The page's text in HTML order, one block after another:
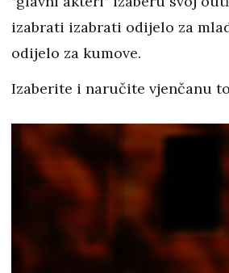
izabrati izabrati odijelo za
odijelo za kumove.
Izaberite i naručite vjenčanu